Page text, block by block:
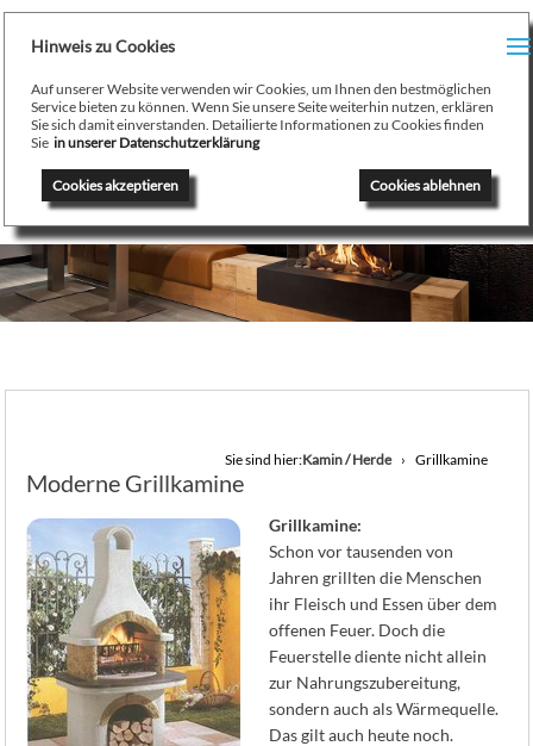
Hinweis zu Cookies
Auf unserer Website verwenden wir Cookies, um Ihnen den bestmöglichen
Service bieten zu können. Wenn Sie unsere Seite weiterhin nutzen, erklären
Sie sich damit einverstanden. Detailierte Informationen zu Cookies finden
Sie in unserer Datenschutzerklärung
Cookies ablehnen
Cookies akzeptieren
August Stamminger
Beratung - Planung - Ausführung - Wartung - Reparatur
Ofenbau Kaminbau Gaskamine Kachelofen Heizkamine
Sie sind hier:Kamin / Herde Grillkamine
Moderne Grillkamine
Grillkamine:
Schon vor tausenden von
Jahren grillten die Menschen
ihr Fleisch und Essen über dem
offenen Feuer. Doch die
Feuerstelle diente nicht allein
zur Nahrungszubereitung,
sondern auch als Wärmequelle.
Das gilt auch heute noch.